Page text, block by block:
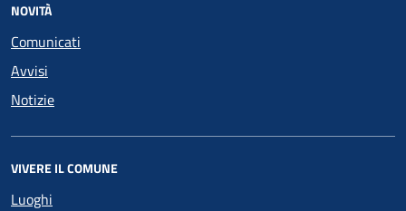
NOVITÀ
Comunicati
Avvisi
Notizie
VIVERE IL COMUNE
Luoghi